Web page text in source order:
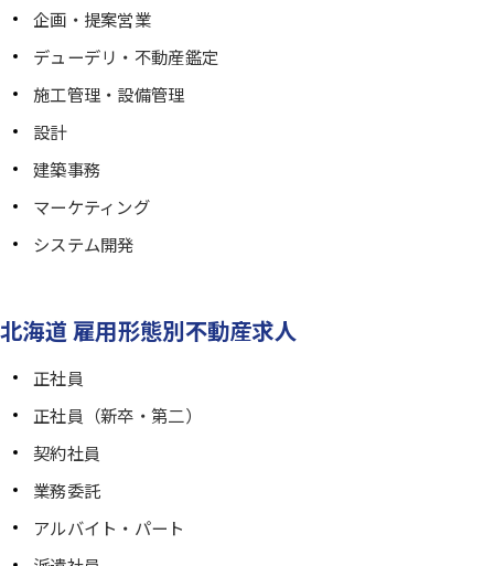
企画・提案営業
デューデリ・不動産鑑定
施工管理・設備管理
設計
建築事務
マーケティング
システム開発
北海道 雇用形態別不動産求人
正社員
正社員（新卒・第二）
契約社員
業務委託
アルバイト・パート